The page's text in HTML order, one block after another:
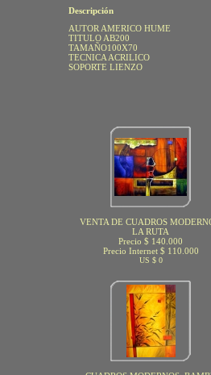
Descripción
AUTOR AMERICO HUME
TITULO AB200
TAMAÑO100X70
TECNICA ACRILICO
SOPORTE LIENZO
VENTA DE CUADROS
LA RUTA
Precio $ 140.000
Precio Internet $ 110.000
US $ 0